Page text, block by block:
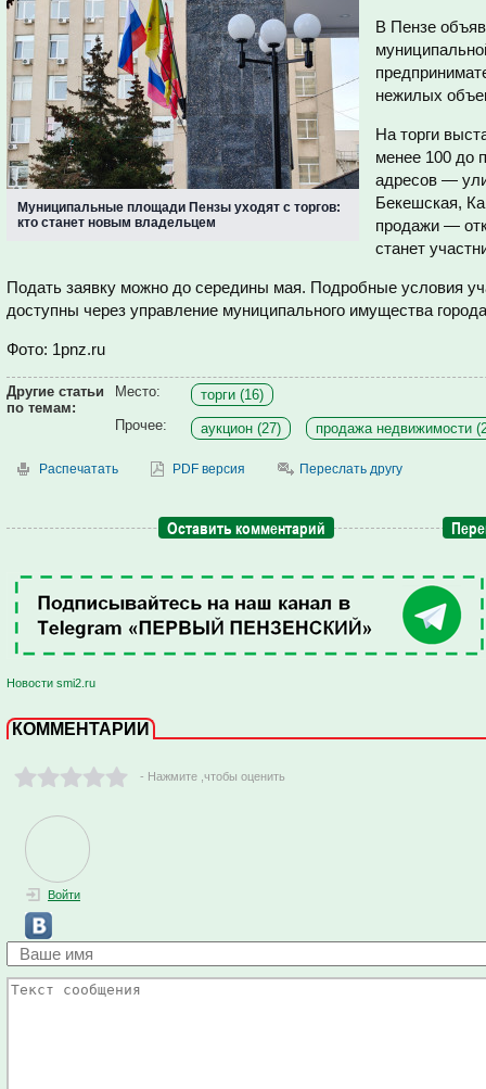
Муниципальные площади Пензы уходят с торгов:
кто станет новым владельцем
В Пензе
нежилых
На торги
менее 100 до
адресов —
Бекешская,
продажи —
станет
Подать заявку можно до середины мая. Подробные условия
доступны через управление муниципального имущества
Фото: 1pnz.ru
Другие статьи
по темам:
Место:
торги (16)
Прочее:
аукцион (27) продажа недвижимости
Распечатать PDF версия Переслать другу
Оставить комментарий
Новости smi2.ru
КОММЕНТАРИИ
- Нажмите ,чтобы оценить
Войти